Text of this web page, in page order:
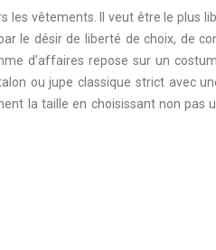
les vêtements. Il veut être le plus
le désir de liberté de choix, de
d’affaires repose sur un
ou jupe classique strict avec
la taille en choisissant non pas